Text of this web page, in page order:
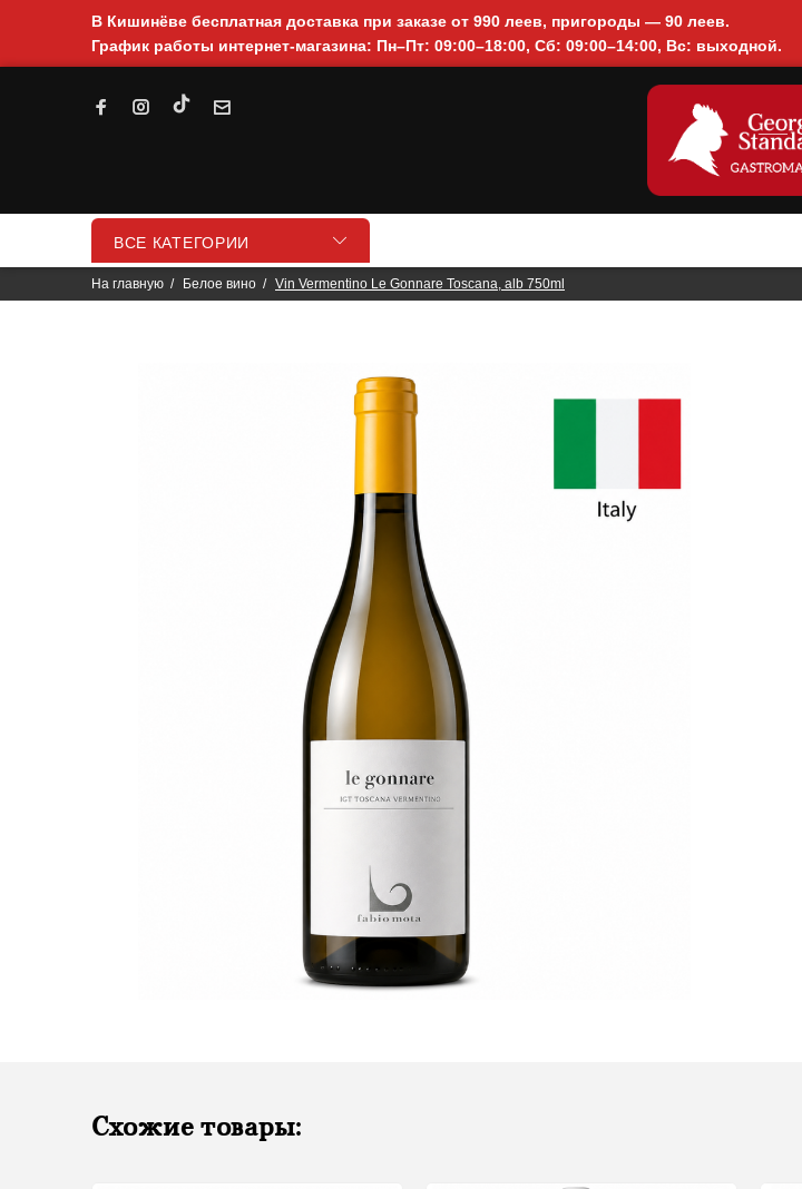
В Кишинёве бесплатная доставка при заказе от 990 леев, пригороды — 90 леев.
График работы интернет-магазина: Пн–Пт: 09:00–18:00, Сб: 09:00–14:00, Вс: выходной.
ВСЕ КАТЕГОРИИ
На главную Белое вино Vin Vermentino Le Gonnare Toscana, alb 750ml
Схожие товары: